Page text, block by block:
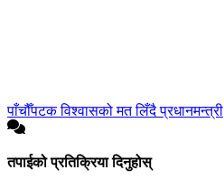
पाँचौँपटक विश्वासको मत लिँदै प्रधानमन्त्री
तपाईको प्रतिक्रिया दिनुहोस्